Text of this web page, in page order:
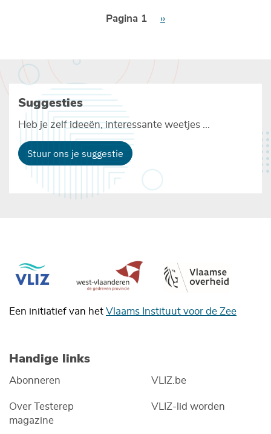
Pagina 1
Volgende
››
Suggesties
Heb je zelf ideeën, interessante weetjes ...
Stuur ons je suggestie
Een initiatief van het Vlaams Instituut voor de Zee
Handige links
Abonneren
Over Testerep
magazine
VLIZ.be
VLIZ-lid worden